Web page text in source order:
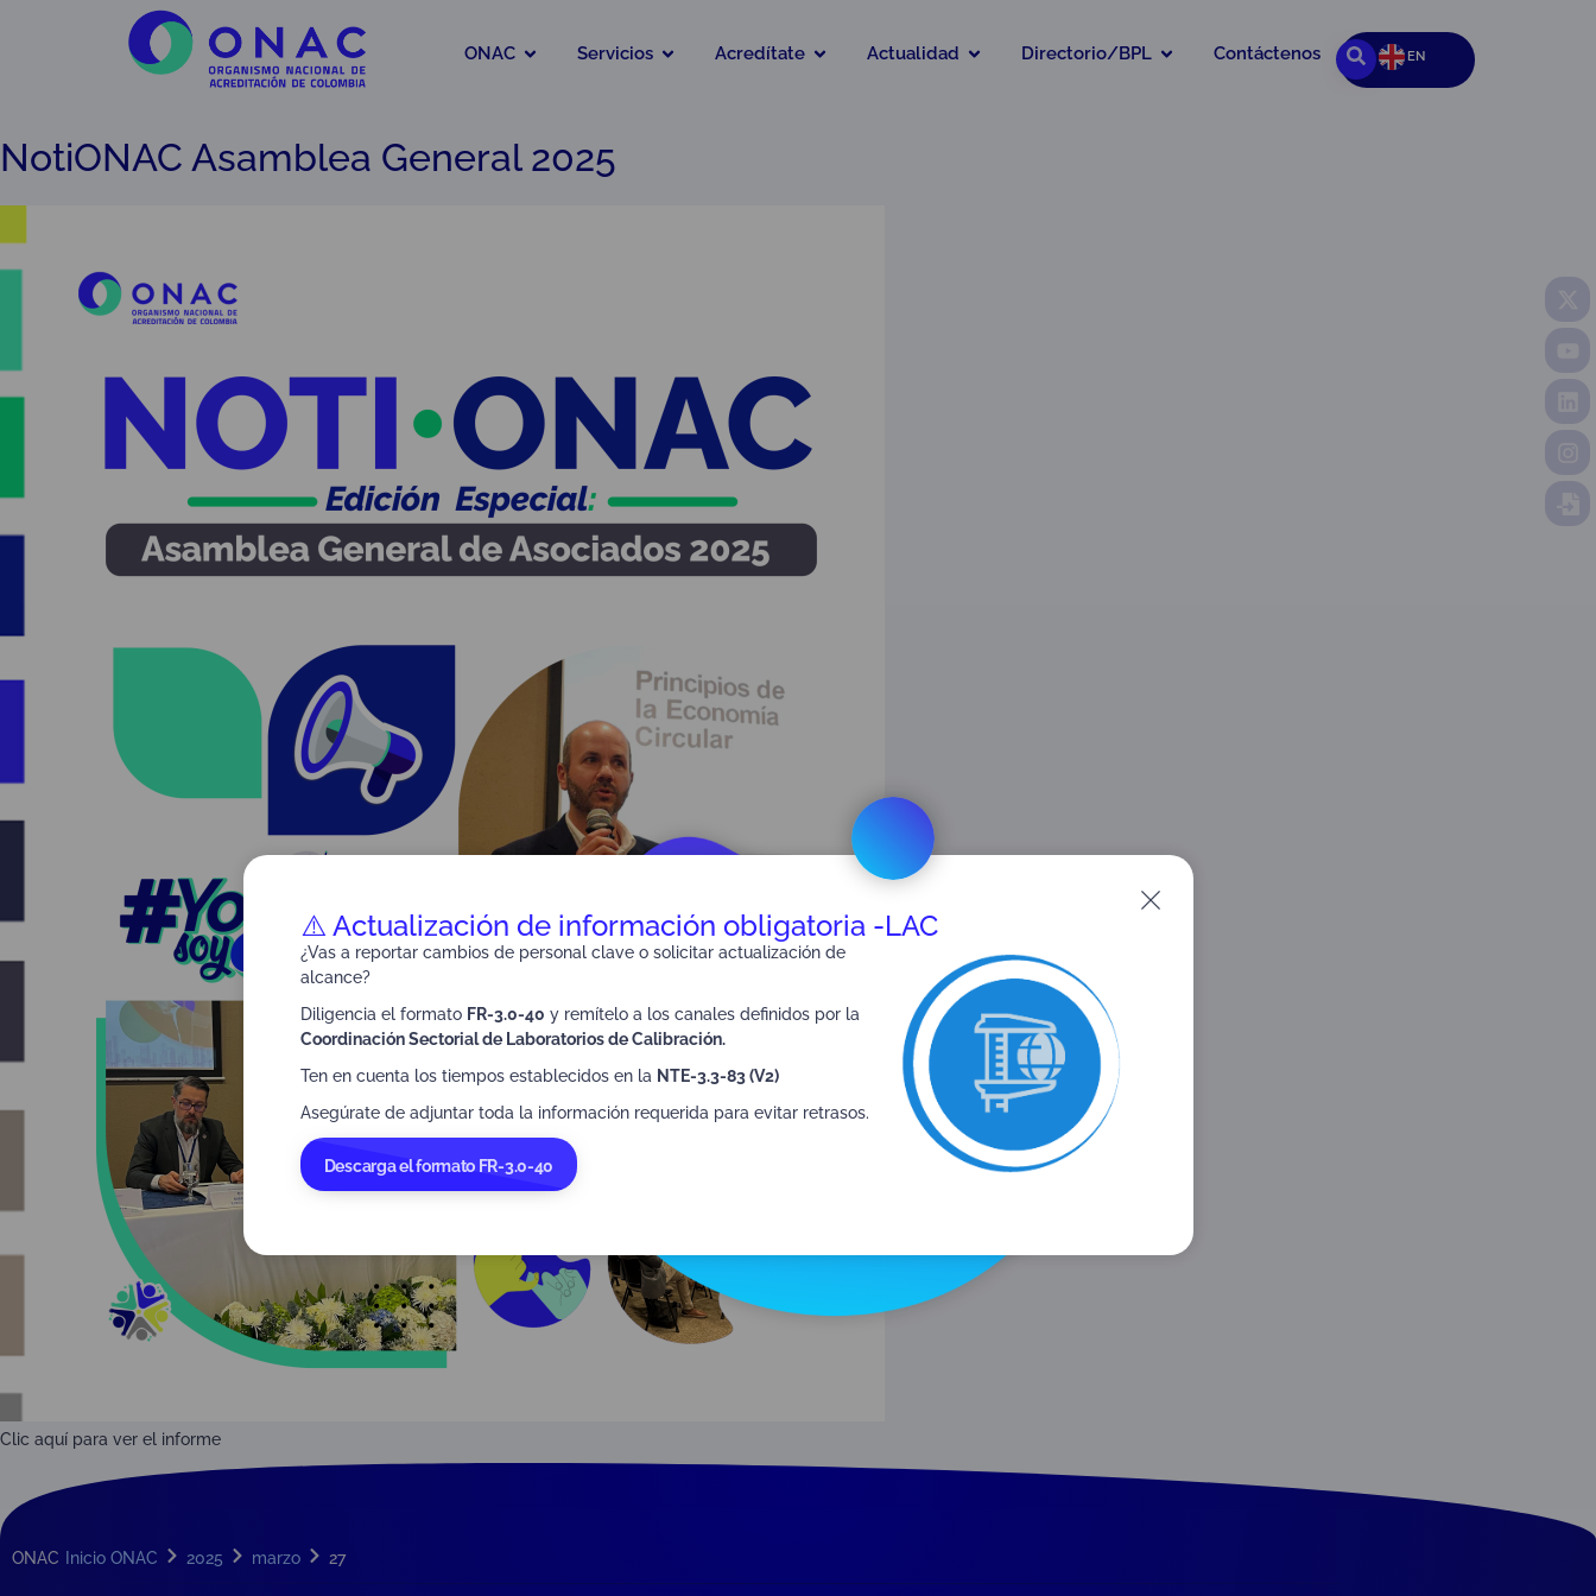
ONAC Servicios Acredítate Actualidad Directorio/BPL Contáctenos EN
NotiONAC Asamblea General 2025
Clic aquí para ver el informe
ONAC Inicio ONAC 2025 marzo 27
⚠️ Actualización de información obligatoria -LAC
¿Vas a reportar cambios de personal clave o solicitar actualización de
alcance?
Diligencia el formato FR-3.0-40 y remítelo a los canales definidos por la
Coordinación Sectorial de Laboratorios de Calibración.
Ten en cuenta los tiempos establecidos en la NTE-3.3-83 (V2)
Asegúrate de adjuntar toda la información requerida para evitar retrasos.
Descarga el formato FR-3.0-40